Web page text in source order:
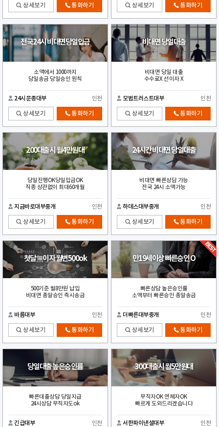
상세보기 통화하기 상세보기 통화하기
전국24시 비대면당일입금
소액에서 1000까지
당일송금 당일승인 원칙
24시문종대부 인천
상세보기 통화하기
비대면 당일대출
비대면 당일 대출
수수료X 선이자 X
모범트러스트대부 인천
상세보기 통화하기
200대출시 월4만원대
당일진행OK당일입금OK
직종 상관없이 최대60개월
지금바로대부중개 인천
상세보기 통화하기
24시간 비대면 당일대출
비대면 빠른상담 가능
전국 24시 소액가능
하데스대부중개 인천
상세보기 통화하기
첫달無이자 월변500ok
500기준 월8만원 납입
비대면 총알승인 즉시송금
바름대부 인천
상세보기 통화하기
만19세이상 빠른승인 O
빠른상담 높은승인률
소액부터 빠른승인 총알송금
더빠른대부중개 인천
상세보기 통화하기
당일대출 높은승인률
빠른대출상담 당일지급
24시상담 무직자도ok
긴급대부 인천
300대출시 월5만원대
무직자OK 연체자OK
빠르게 도와드리겠습니다
서한파이낸셜대부 인천